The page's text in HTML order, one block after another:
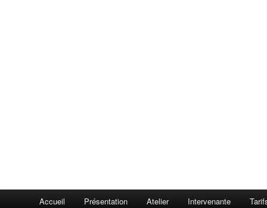
Accueil Présentation Atelier Intervenante